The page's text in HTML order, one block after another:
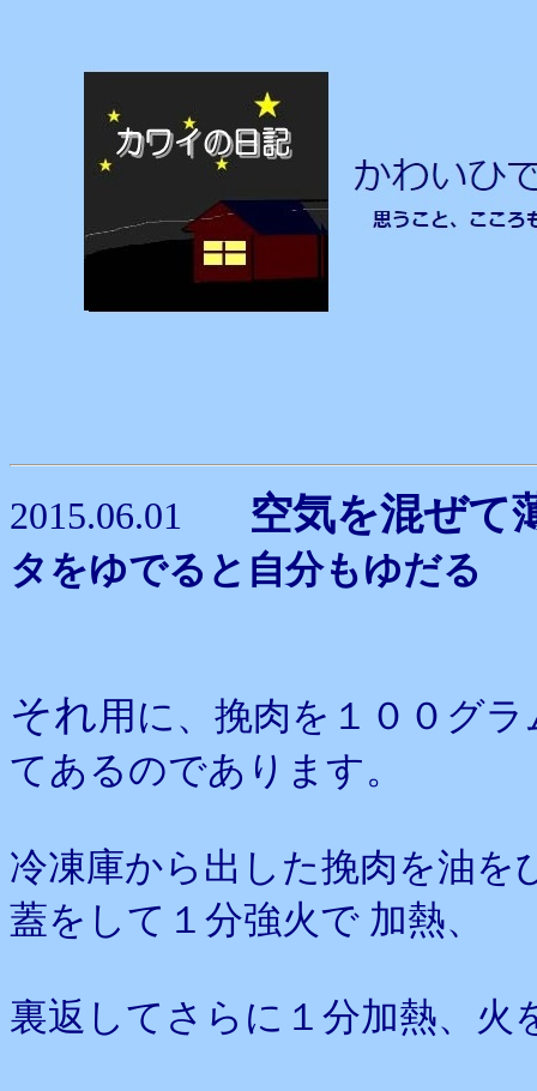
2015.06.01 空気を混ぜ
タをゆでると自分もゆだる
それ用に、挽肉を１００グ
てあるのであります。
冷凍庫から出した挽肉を油
蓋をして１分強火で 加熱、
裏返してさらに１分加熱、火